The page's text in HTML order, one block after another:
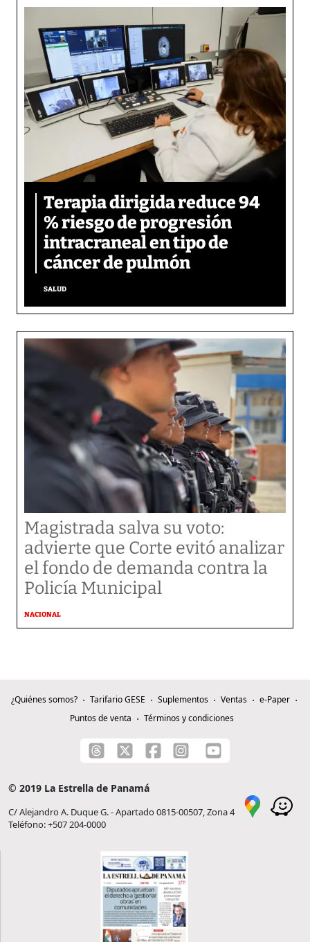
Terapia dirigida reduce 94
% riesgo de progresión
intracraneal en tipo de
cáncer de pulmón
SALUD
Magistrada salva su voto:
advierte que Corte evitó analizar
el fondo de demanda contra la
Policía Municipal
NACIONAL
¿Quiénes somos? Tarifario GESE Suplementos Ventas
e-Paper
Puntos de venta
Términos y condiciones
© 2019 La Estrella de Panamá
C/ Alejandro A. Duque G. - Apartado 0815-00507, Zona 4
Teléfono: +507 204-0000